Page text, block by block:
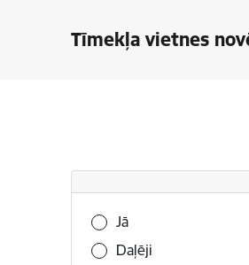
Tīmekļa vietnes
Vai šī informācija bija
Jā
Daļēji